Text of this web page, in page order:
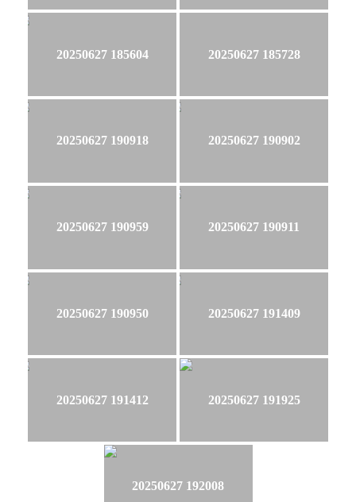
20250627 185604 20250627 185728
20250627 190918 20250627 190902
20250627 190959 20250627 190911
20250627 190950 20250627 191409
20250627 191412 20250627 191925
20250627 192008